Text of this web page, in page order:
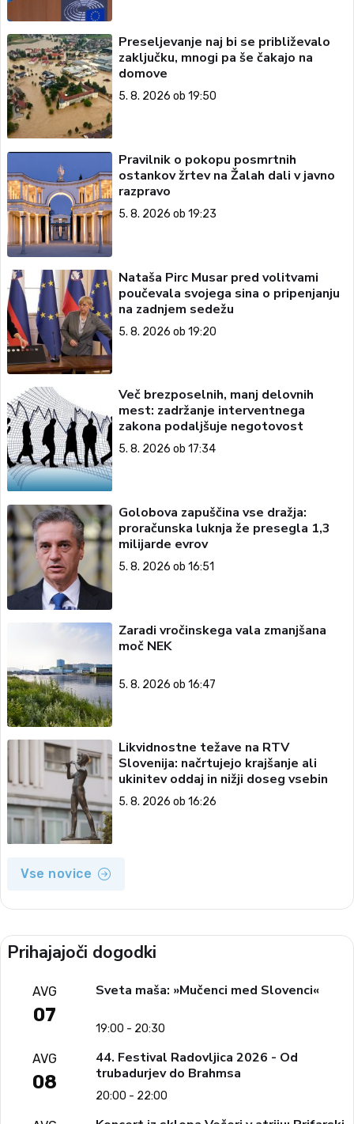
Preseljevanje naj bi se približevalo
zaključku, mnogi pa še čakajo na
domove
5. 8. 2026 ob 19:50
Pravilnik o pokopu posmrtnih
ostankov žrtev na Žalah dali v javno
razpravo
5. 8. 2026 ob 19:23
Nataša Pirc Musar pred volitvami
poučevala svojega sina o pripenjanju
na zadnjem sedežu
5. 8. 2026 ob 19:20
Več brezposelnih, manj delovnih
mest: zadržanje interventnega
zakona podaljšuje negotovost
5. 8. 2026 ob 17:34
Golobova zapuščina vse dražja:
proračunska luknja že presegla 1,3
milijarde evrov
5. 8. 2026 ob 16:51
Zaradi vročinskega vala zmanjšana
moč NEK
5. 8. 2026 ob 16:47
Likvidnostne težave na RTV
Slovenija: načrtujejo krajšanje ali
ukinitev oddaj in nižji doseg vsebin
5. 8. 2026 ob 16:26
Vse novice
Prihajajoči dogodki
AVG
07
Sveta maša: »Mučenci med Slovenci«
19:00 - 20:30
AVG
08
44. Festival Radovljica 2026 - Od
trubadurjev do Brahmsa
20:00 - 22:00